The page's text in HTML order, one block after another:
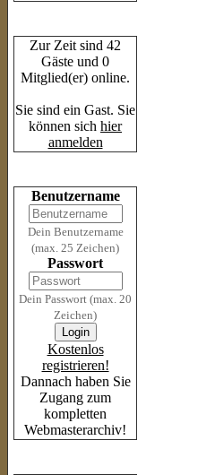
Zur Zeit sind 42
Gäste und 0
Mitglied(er) online.
Sie sind ein Gast. Sie
können sich hier
anmelden
Benutzername
Dein Benutzername
(max. 25 Zeichen)
Passwort
Dein Passwort (max. 20
Zeichen)
Kostenlos
registrieren!
Dannach haben Sie
Zugang zum
kompletten
Webmasterarchiv!